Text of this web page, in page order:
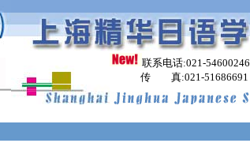
联系电话:021-54600246
传 真:021-51686691